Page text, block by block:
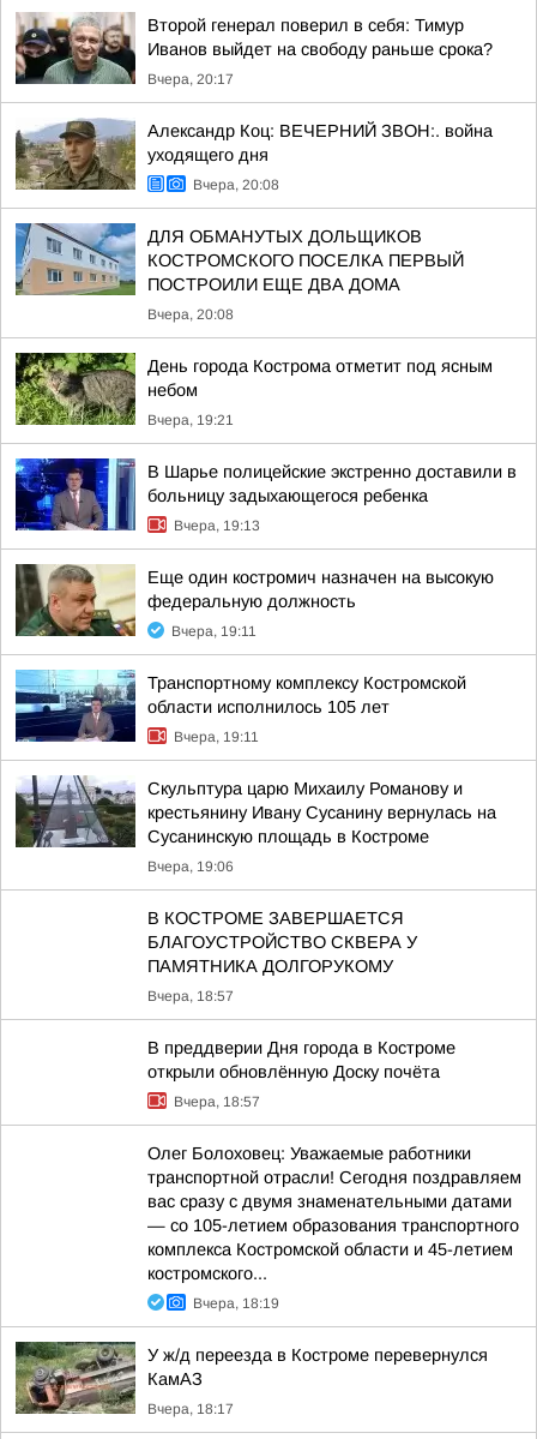
Второй генерал поверил в себя: Тимур
Иванов выйдет на свободу раньше срока?
Вчера, 20:17
Александр Коц: ВЕЧЕРНИЙ ЗВОН:. война
уходящего дня
Вчера, 20:08
ДЛЯ ОБМАНУТЫХ ДОЛЬЩИКОВ
КОСТРОМСКОГО ПОСЕЛКА ПЕРВЫЙ
ПОСТРОИЛИ ЕЩЕ ДВА ДОМА
Вчера, 20:08
День города Кострома отметит под ясным
небом
Вчера, 19:21
В Шарье полицейские экстренно доставили в
больницу задыхающегося ребенка
Вчера, 19:13
Еще один костромич назначен на высокую
федеральную должность
Вчера, 19:11
Транспортному комплексу Костромской
области исполнилось 105 лет
Вчера, 19:11
Скульптура царю Михаилу Романову и
крестьянину Ивану Сусанину вернулась на
Сусанинскую площадь в Костроме
Вчера, 19:06
В КОСТРОМЕ ЗАВЕРШАЕТСЯ
БЛАГОУСТРОЙСТВО СКВЕРА У
ПАМЯТНИКА ДОЛГОРУКОМУ
Вчера, 18:57
В преддверии Дня города в Костроме
открыли обновлённую Доску почёта
Вчера, 18:57
Олег Болоховец: Уважаемые работники
транспортной отрасли! Сегодня поздравляем
вас сразу с двумя знаменательными датами
— со 105-летием образования транспортного
комплекса Костромской области и 45-летием
костромского...
Вчера, 18:19
У ж/д переезда в Костроме перевернулся
КамАЗ
Вчера, 18:17